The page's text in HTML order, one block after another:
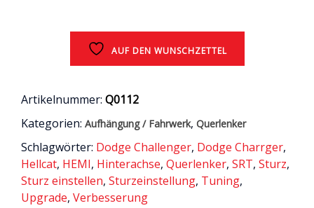
Heckantrieb
Dodge
&
2011
-
2021
Menge
AUF DEN WUNSCHZETTEL
Artikelnummer: Q0112
Kategorien: Aufhängung / Fahrwerk, Querlenker
Schlagwörter: Dodge Challenger, Dodge Charrger,
Hellcat, HEMI, Hinterachse, Querlenker, SRT, Sturz,
Sturz einstellen, Sturzeinstellung, Tuning,
Upgrade, Verbesserung